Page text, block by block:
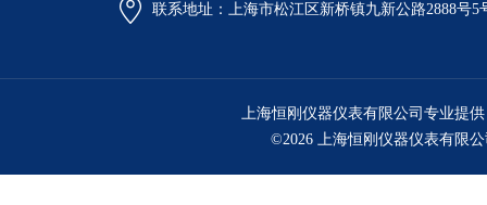
联系地址：上海市松江区新桥镇九新公路2888号5
上海恒刚仪器仪表有限公司专业提
©2026 上海恒刚仪器仪表有限